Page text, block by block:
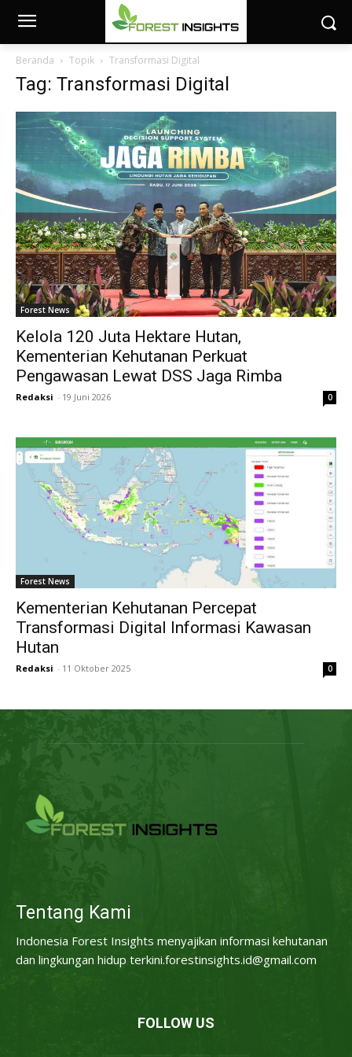
Beranda Topik Transformasi Digital
Tag: Transformasi Digital
Forest News
Kelola 120 Juta Hektare Hutan,
Kementerian Kehutanan Perkuat
Pengawasan Lewat DSS Jaga Rimba
Redaksi - 19 Juni 2026 0
Forest News
Kementerian Kehutanan Percepat
Transformasi Digital Informasi Kawasan
Hutan
Redaksi - 11 Oktober 2025 0
Tentang Kami
Indonesia Forest Insights menyajikan informasi kehutanan
dan lingkungan hidup terkini.forestinsights.id@gmail.com
FOLLOW US